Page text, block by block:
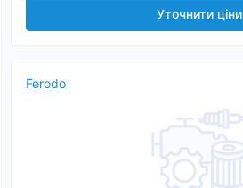
Уточнити ціни
Ferodo